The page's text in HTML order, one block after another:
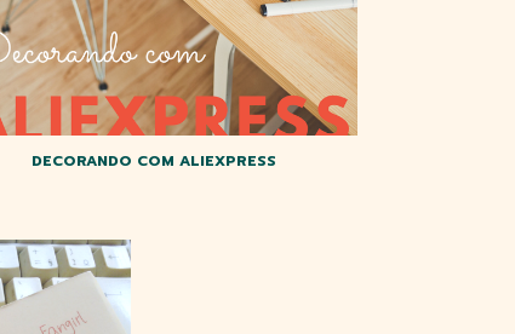
DECORANDO COM ALIEXPRESS